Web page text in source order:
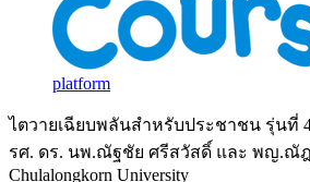
platform
ไตวายเฉียบพลันสำหรับประชาชน รุ่นที่
รศ. ดร. นพ.ณัฐชัย ศรีสวัสดิ์ และ พญ.ณัฎ
Chulalongkorn University